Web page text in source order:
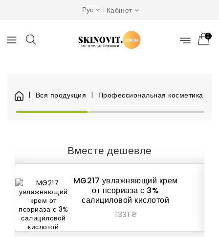
Рус Кабінет
0
Вся продукция Профессиональная косметика
Вместе дешевле
MG217 увлажняющий крем
от псориаза с 3%
салициловой кислотой
1331 ₴